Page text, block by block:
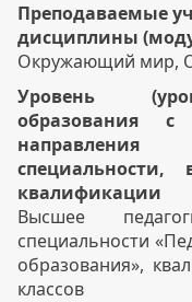
Преподаваемые
дисциплины
Окружающий мир,
Уровень
образования с
квалификации
Высшее
специальности
образования»,
классов